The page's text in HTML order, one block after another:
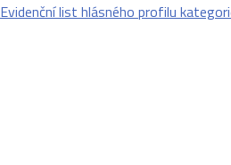
Evidenční list hlásného profilu